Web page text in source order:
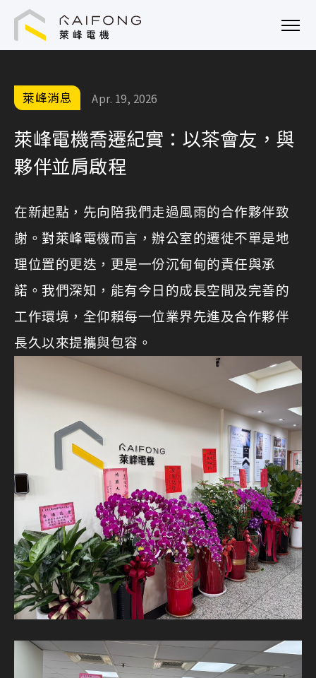
萊峰電機技術顧問股份有限公司
萊峰消息 Apr. 19, 2026
萊峰電機喬遷紀實：以茶會友，與
夥伴並肩啟程
在新起點，先向陪我們走過風雨的合作夥伴致
謝。對萊峰電機而言，辦公室的遷徙不單是地
理位置的更迭，更是一份沉甸甸的責任與承
諾。我們深知，能有今日的成長空間及完善的
工作環境，全仰賴每一位業界先進及合作夥伴
長久以來提攜與包容。